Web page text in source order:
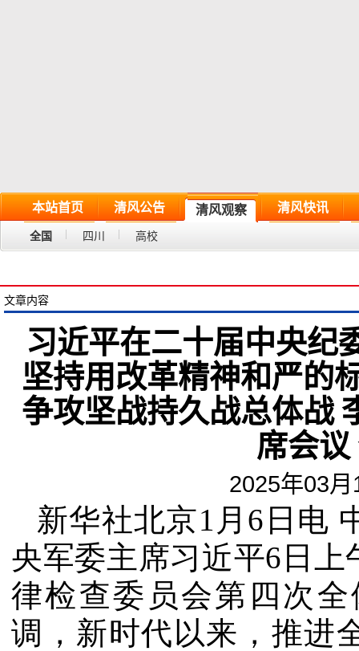
本站首页 清风公告 清风观察 清风快讯
全国 四川 高校
文章内容
习近平在二十届中央纪
坚持用改革精神和严的
争攻坚战持久战总体战
席会议
2025年03
新华社北京1 月 6 日电
央军委主席习近平6 日
律检查委员会第四次
调，新时代以来，推进